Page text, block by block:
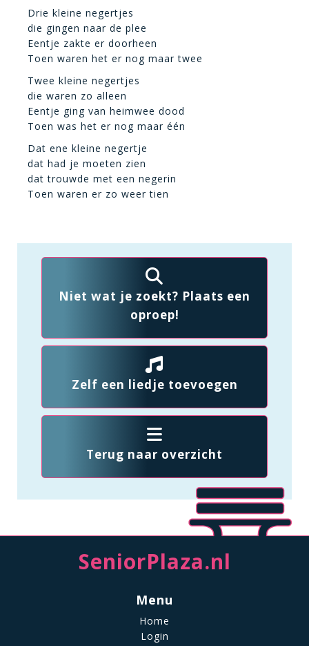
Drie kleine negertjes
die gingen naar de plee
Eentje zakte er doorheen
Toen waren het er nog maar twee
Twee kleine negertjes
die waren zo alleen
Eentje ging van heimwee dood
Toen was het er nog maar één
Dat ene kleine negertje
dat had je moeten zien
dat trouwde met een negerin
Toen waren er zo weer tien
Niet wat je zoekt? Plaats een
oproep!
Zelf een liedje toevoegen
Terug naar overzicht
SeniorPlaza.nl
Menu
Home
Login